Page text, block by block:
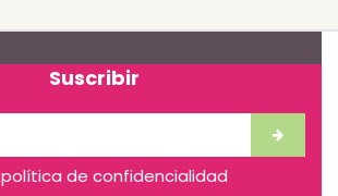
Suscribir
política de confidencialidad